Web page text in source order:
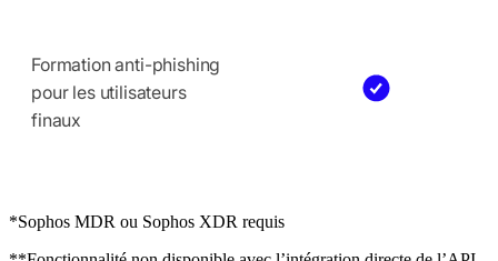
Formation anti-phishing
pour les utilisateurs
finaux
*Sophos MDR ou Sophos XDR requis